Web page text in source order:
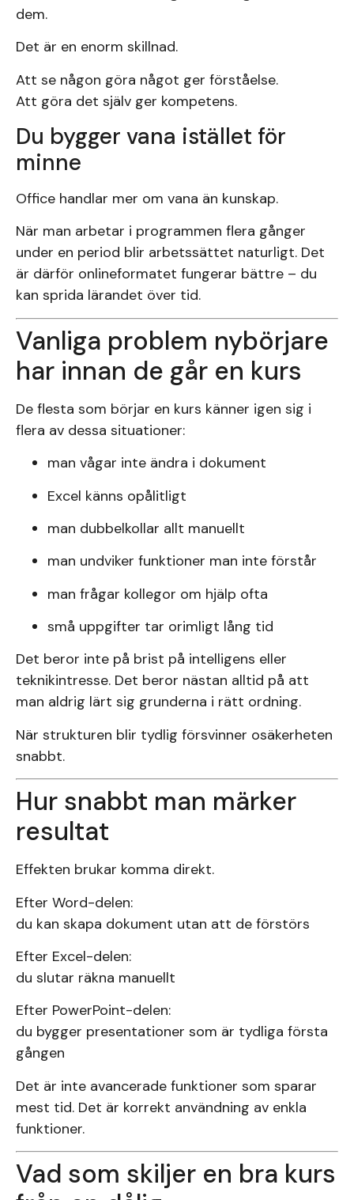
dem.
Det är en enorm skillnad.
Att se någon göra något ger förståelse.
Att göra det själv ger kompetens.
Du bygger vana istället för
minne
Office handlar mer om vana än kunskap.
När man arbetar i programmen flera gånger
under en period blir arbetssättet naturligt. Det
är därför onlineformatet fungerar bättre – du
kan sprida lärandet över tid.
Vanliga problem nybörjare
har innan de går en kurs
De flesta som börjar en kurs känner igen sig i
flera av dessa situationer:
man vågar inte ändra i dokument
Excel känns opålitligt
man dubbelkollar allt manuellt
man undviker funktioner man inte förstår
man frågar kollegor om hjälp ofta
små uppgifter tar orimligt lång tid
Det beror inte på brist på intelligens eller
teknikintresse. Det beror nästan alltid på att
man aldrig lärt sig grunderna i rätt ordning.
När strukturen blir tydlig försvinner osäkerheten
snabbt.
Hur snabbt man märker
resultat
Effekten brukar komma direkt.
Efter Word-delen:
du kan skapa dokument utan att de förstörs
Efter Excel-delen:
du slutar räkna manuellt
Efter PowerPoint-delen:
du bygger presentationer som är tydliga första
gången
Det är inte avancerade funktioner som sparar
mest tid. Det är korrekt användning av enkla
funktioner.
Vad som skiljer en bra kurs